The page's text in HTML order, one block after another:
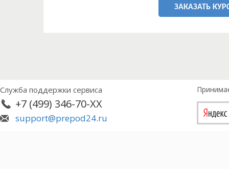
ЗАКАЗАТЬ
Служба поддержки сервиса
+7 (499) 346-70-XX
support@prepod24.ru